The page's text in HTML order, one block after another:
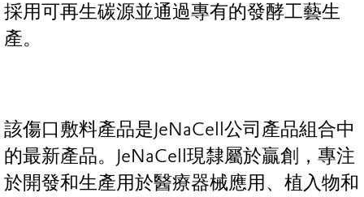
採用可再生碳源並通過專有的發酵工藝生
產。
該傷口敷料產品是JeNaCell公司產品組合中
的最新產品。JeNaCell現隸屬於贏創，專注
於開發和生產用於醫療器械應用、植入物和